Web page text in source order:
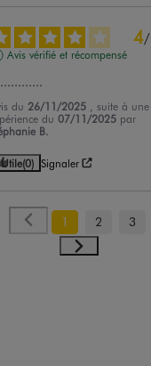
4/
Avis vérifié et récompensé
du 26/11/2025
, suite à une
du07/11/2025 par
B.
Utile(0) Signaler
1 2 3